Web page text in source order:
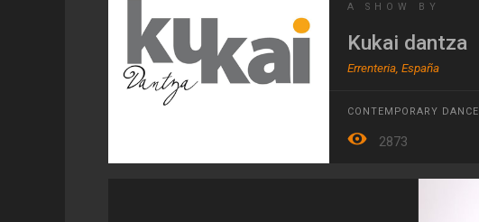
A SHOW BY
Kukai dantza
Errenteria, España
CONTEMPORARY DANCE
2873